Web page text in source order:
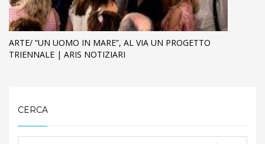
ARTE/ “UN UOMO IN MARE”, AL VIA UN PROGETTO
TRIENNALE | ARIS NOTIZIARI
CERCA